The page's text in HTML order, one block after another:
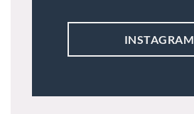
INSTAGRAM